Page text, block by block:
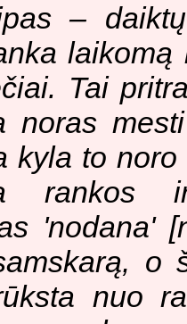
–
Tai
noras
kyla to
rankos
'nodana'
o
nuo